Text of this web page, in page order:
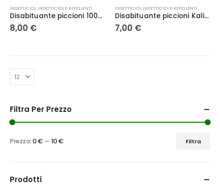
INSETTICIDI, INSETTICIDI E REPELLENTI
Disabituante piccioni 1000ml – LIF
8,00 €
INSETTICIDI, INSETTICIDI E REPELLENTI
Disabituante piccioni Kalif 750ml – Verde vivo
7,00 €
Filtra Per Prezzo
Filtra
Prezzo:0 € —10 €
Prodotti